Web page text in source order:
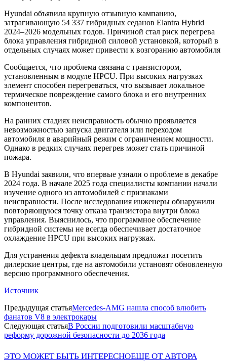
Hyundai объявила крупную отзывную кампанию,
затрагивающую 54 337 гибридных седанов Elantra Hybrid
2024–2026 модельных годов. Причиной стал риск перегрева
блока управления гибридной силовой установкой, который в
отдельных случаях может привести к возгоранию автомобиля
Сообщается, что проблема связана с транзистором,
установленным в модуле HPCU. При высоких нагрузках
элемент способен перегреваться, что вызывает локальное
термическое повреждение самого блока и его внутренних
компонентов.
На ранних стадиях неисправность обычно проявляется
невозможностью запуска двигателя или переходом
автомобиля в аварийный режим с ограничением мощности.
Однако в редких случаях перегрев может стать причиной
пожара.
В Hyundai заявили, что впервые узнали о проблеме в декабре
2024 года. В начале 2025 года специалисты компании начали
изучение одного из автомобилей с признаками
неисправности. После исследования инженеры обнаружили
повторяющуюся точку отказа транзистора внутри блока
управления. Выяснилось, что программное обеспечение
гибридной системы не всегда обеспечивает достаточное
охлаждение HPCU при высоких нагрузках.
Для устранения дефекта владельцам предложат посетить
дилерские центры, где на автомобили установят обновленную
версию программного обеспечения.
Источник
Предыдущая статьяMercedes-AMG нашла способ влюбить
фанатов V8 в электрокары
Следующая статьяВ России подготовили масштабную
реформу дорожной безопасности до 2036 года
ЭТО МОЖЕТ БЫТЬ ИНТЕРЕСНОЕЩЕ ОТ АВТОРА